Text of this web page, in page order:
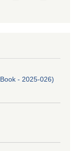
Book - 2025-026)